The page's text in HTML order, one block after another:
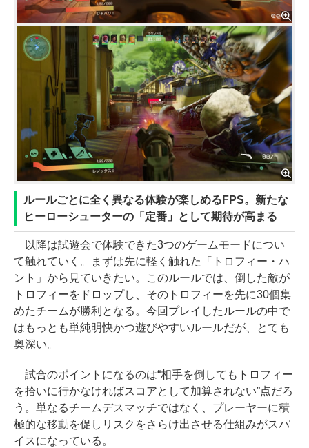
ルールごとに全く異なる体験が楽しめるFPS。新たな
ヒーローシューターの「定番」として期待が高まる
以降は試遊会で体験できた3つのゲームモードについ
て触れていく。まずは先に軽く触れた「トロフィー・ハ
ント」から見ていきたい。このルールでは、倒した敵が
トロフィーをドロップし、そのトロフィーを先に30個集
めたチームが勝利となる。今回プレイしたルールの中で
はもっとも単純明快かつ遊びやすいルールだが、とても
奥深い。
試合のポイントになるのは“相手を倒してもトロフィー
を拾いに行かなければスコアとして加算されない”点だろ
う。単なるチームデスマッチではなく、プレーヤーに積
極的な移動を促しリスクをさらけ出させる仕組みがスパ
イスになっている。